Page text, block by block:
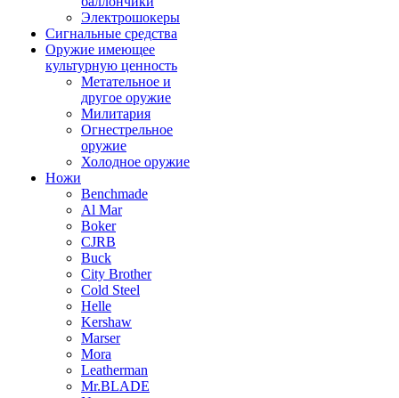
Электрошокеры
Сигнальные средства
Оружие имеющее
культурную ценность
Метательное и
другое оружие
Милитария
Огнестрельное
оружие
Холодное оружие
Ножи
Benchmade
Al Mar
Boker
CJRB
Buck
City Brother
Cold Steel
Helle
Kershaw
Marser
Mora
Leatherman
Mr.BLADE